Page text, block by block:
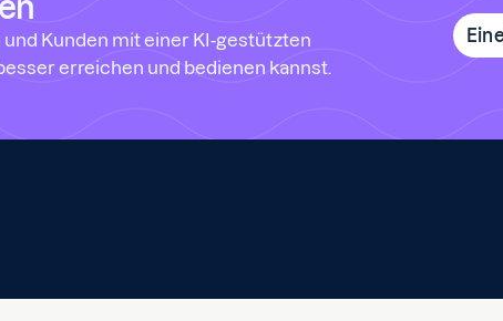
und Kunden mit einer KI-gestützten
erreichen und bedienen kannst.